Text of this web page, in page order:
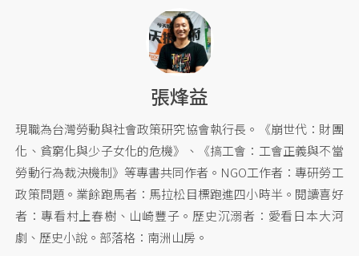
張烽益
現職為台灣勞動與社會政策研究協會執行長。《崩世代：財團
化、貧窮化與少子女化的危機》、《搞工會：工會正義與不當
勞動行為裁決機制》等專書共同作者。NGO工作者：專研勞工
政策問題。業餘跑馬者：馬拉松目標跑進四小時半。閱讀喜好
者：專看村上春樹、山崎豐子。歷史沉溺者：愛看日本大河
劇、歷史小說。部落格：南洲山房。